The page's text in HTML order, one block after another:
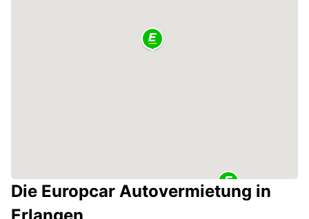
Die Europcar Autovermietung in